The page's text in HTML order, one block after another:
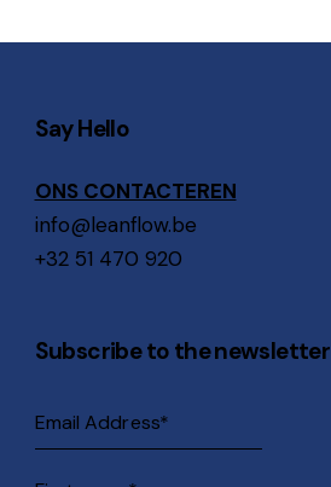
Say Hello
ONS CONTACTEREN
info@leanflow.be
+32 51 470 920
Subscribe to the newsletter